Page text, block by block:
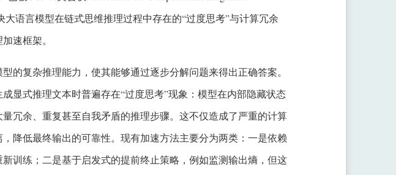
语言模型在链式思维推理过程中存在的“过度思考”与计算冗余
速框架。
的复杂推理能力，使其能够通过逐步分解问题来得出正确答案。
显式推理文本时普遍存在“过度思考”现象：模型在内部隐藏状态
冗余、重复甚至自我矛盾的推理步骤。这不仅造成了严重的计算
降低最终输出的可靠性。现有加速方法主要分为两类：一是依赖
训练；二是基于启发式的提前终止策略，例如监测输出熵，但这